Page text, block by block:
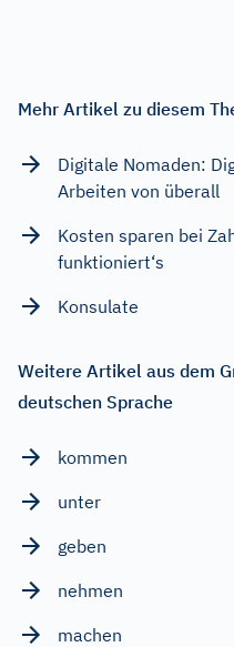
Mehr Artikel zu diesem
Digitale Nomaden:
Arbeiten von überall
Kosten sparen bei
funktioniert‘s
Konsulate
Weitere Artikel aus dem
deutschen Sprache
kommen
unter
geben
nehmen
machen